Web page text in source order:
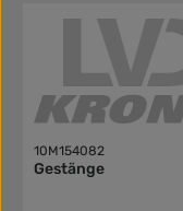
10M154082
Gestänge